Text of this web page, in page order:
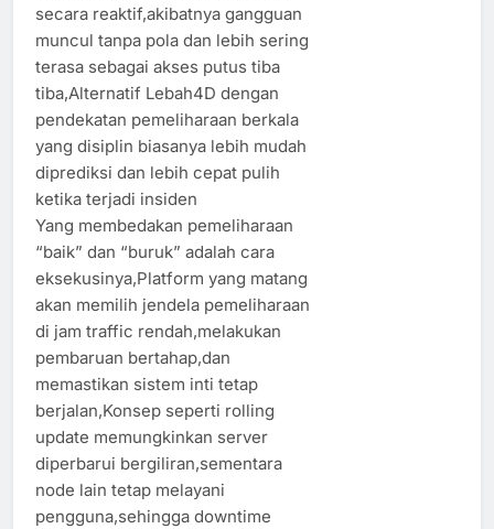
secara reaktif,akibatnya gangguan
muncul tanpa pola dan lebih sering
terasa sebagai akses putus tiba
tiba,Alternatif Lebah4D dengan
pendekatan pemeliharaan berkala
yang disiplin biasanya lebih mudah
diprediksi dan lebih cepat pulih
ketika terjadi insiden
Yang membedakan pemeliharaan
“baik” dan “buruk” adalah cara
eksekusinya,Platform yang matang
akan memilih jendela pemeliharaan
di jam traffic rendah,melakukan
pembaruan bertahap,dan
memastikan sistem inti tetap
berjalan,Konsep seperti rolling
update memungkinkan server
diperbarui bergiliran,sementara
node lain tetap melayani
pengguna,sehingga downtime